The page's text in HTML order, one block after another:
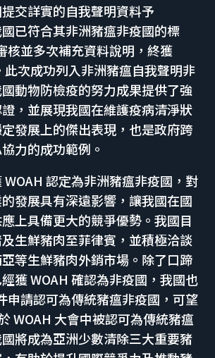
交詳實的自我聲明資料予
已符合其非洲豬瘟非疫國的標
核並多次補充資料說明，終獲
此次成功列入非洲豬瘟自我聲明非
動物防檢疫的努力成果提供了強
，並展現我國在維護疫病清淨狀
發展上的傑出表現，也是政府跨
力的成功範例。
認定為非洲豬瘟非疫國，對
發展具有深遠影響，讓我國在國
上具備更大的競爭優勢。我國目
生鮮豬肉至菲律賓，並積極洽談
等生鮮豬肉外銷市場。除了口蹄
獲 WOAH 確認為非疫國，我國也
申請認可為傳統豬瘟非疫國，可望
WOAH 大會中被認可為傳統豬瘟
將成為亞洲少數清除三大重要豬